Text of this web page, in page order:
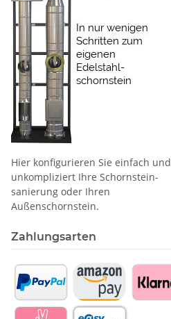
Hier konfigurieren Sie einfach und
unkompliziert Ihre Schornstein­
sanierung oder Ihren
Außenschornstein.
Zahlungsarten